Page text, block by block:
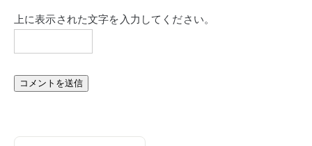
上に表示された文字を入力してください。